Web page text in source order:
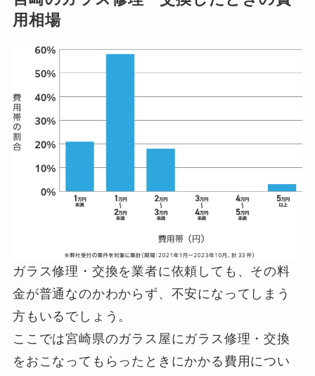
用相場
ガラス修理・交換を業者に依頼しても、その料
金が普通なのかわからず、不安になってしまう
方もいるでしょう。
ここでは宮崎県のガラス屋にガラス修理・交換
をおこなってもらったときにかかる費用につい